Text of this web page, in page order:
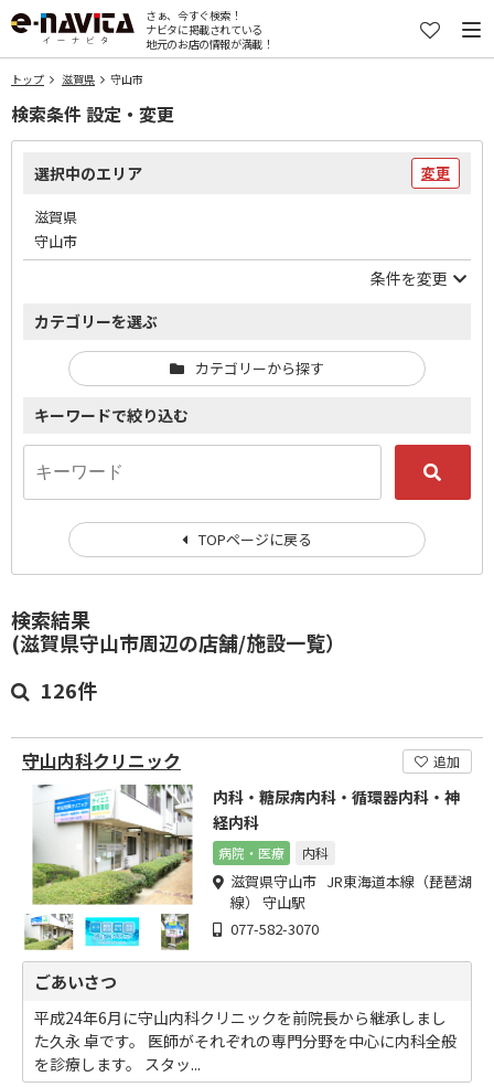
さぁ、今すぐ検索！
ナビタに掲載されている
地元のお店の情報が満載！
トップ 滋賀県 守山市
検索結果
(滋賀県守山市周辺の店舗/施設一覧）
126件
守山内科クリニック 追加
内科・糖尿病内科・循環器内科・神
経内科
病院・医療 内科
滋賀県守山市 JR東海道本線（琵琶湖
線） 守山駅
077-582-3070
ごあいさつ
平成24年6月に守山内科クリニックを前院長から継承しまし
た久永 卓です。 医師がそれぞれの専門分野を中心に内科全般
を診療します。 スタッ...
検索条件 設定・変更
選択中のエリア 変更
滋賀県
守山市
条件を変更
カテゴリーを選ぶ
カテゴリーから探す
キーワードで絞り込む
TOPページに戻る